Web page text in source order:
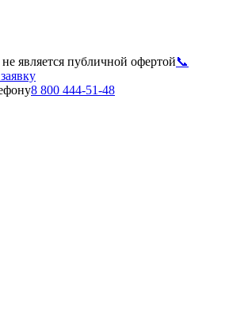
является публичной офертой📞
8 800 444-51-48